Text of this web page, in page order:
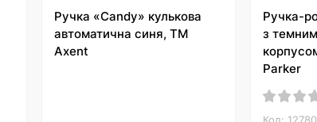
Ручка «Candy» кулькова
автоматична синя, ТМ
Axent
Ручка-
з
Parker
Код: